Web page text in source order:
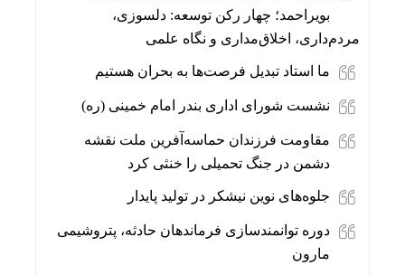
بویراحمد؛ چهار رکن توسعه: دلسوزی،
مردم‌داری، اخلاق‌مداری و نگاه علمی
ما استاد تبدیل فرصت‌ها به بحران هستیم
نشست شورای اداری بندر امام خمینی (ره)
مقاومت فرزندان حماسه‌آفرین ملت نقشه‌
دشمن در جنگ تحمیلی را خنثی کرد
جلوه‌های نوین نیشکر در تولید پایدار
دوره توانمندسازی فرماندهان حادثه، پتروشیمی
مارون